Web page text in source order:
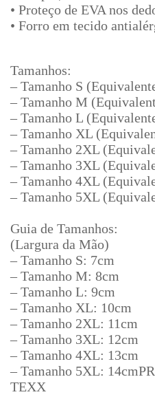
• Proteço de EVA nos
• Forro em tecido
Tamanhos:
– Tamanho S
– Tamanho M
– Tamanho L
– Tamanho XL
– Tamanho 2XL
– Tamanho 3XL
– Tamanho 4XL
– Tamanho 5XL
Guia de Tamanhos:
(Largura da Mão)
– Tamanho S: 7cm
– Tamanho M: 8cm
– Tamanho L: 9cm
– Tamanho XL: 10cm
– Tamanho 2XL: 11cm
– Tamanho 3XL: 12cm
– Tamanho 4XL: 13cm
– Tamanho 5XL: 14cm
TEXX